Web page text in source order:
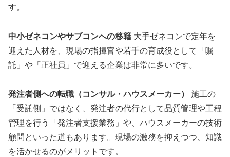
す。
中小ゼネコンやサブコンへの移籍 大手ゼネコンで定年を
迎えた人材を、現場の指揮官や若手の育成役として「嘱
託」や「正社員」で迎える企業は非常に多いです。
発注者側への転職（コンサル・ハウスメーカー）
施工の
「受託側」ではなく、発注者の代行として品質管理や工程
管理を行う「発注者支援業務」や、ハウスメーカーの技術
顧問といった道もあります。現場の激務を抑えつつ、知識
を活かせるのがメリットです。